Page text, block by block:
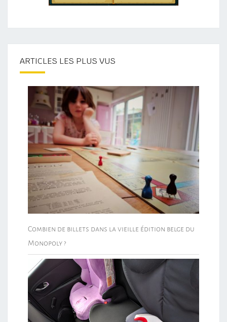
ARTICLES LES PLUS VUS
Combien de billets dans la vieille édition belge du
Monopoly ?